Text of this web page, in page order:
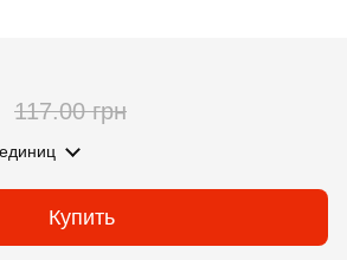
117.00 грн
Купить